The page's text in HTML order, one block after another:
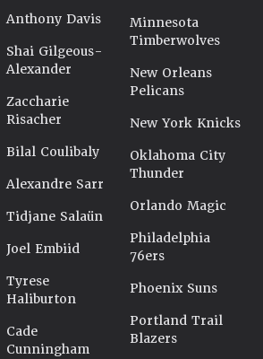
Anthony Davis
Shai Gilgeous-
Alexander
Zaccharie
Risacher
Bilal Coulibaly
Alexandre Sarr
Tidjane Salaün
Joel Embiid
Tyrese
Haliburton
Cade
Cunningham
Minnesota
Timberwolves
New Orleans
Pelicans
New York Knicks
Oklahoma City
Thunder
Orlando Magic
Philadelphia
76ers
Phoenix Suns
Portland Trail
Blazers